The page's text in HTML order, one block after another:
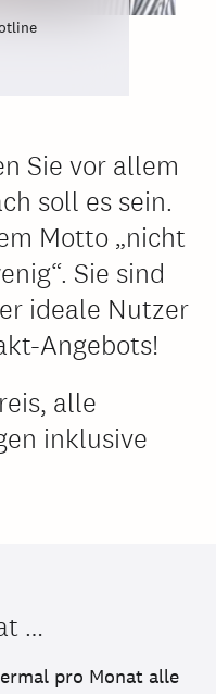
Sie vor allem
soll es sein.
Motto „nicht
Sie sind
ideale Nutzer
Angebots!
alle
inklusive
…
pro Monat alle